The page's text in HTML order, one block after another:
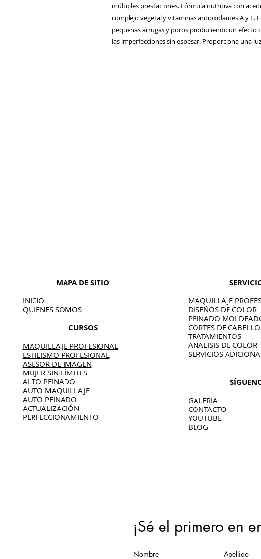
múltiples prestaciones. Fórmula nutritiva con
complejo vegetal y vitaminas antioxidantes A y E.
pequeñas arrugas y poros produciendo un efecto
las imperfecciones sin espesar. Proporciona una
MAPA DE SITIO
INICIO
QUIENES SOMOS
CURSOS
MAQUILLAJE PROFESIONAL
ESTILISMO PROFESIONAL
ASESOR DE IMAGEN
MUJER SIN LÍMITES
ALTO PEINADO
AUTO MAQUILLAJE
AUTO PEINADO
ACTUALIZACIÓN
PERFECCIONAMIENTO
MAQUILLAJE
DISEÑOS DE COLOR
PEINADO
CORTES DE CABELLO
TRATAMIENTOS
ANALISIS DE COLOR
SERVICIOS
GALERIA
CONTACTO
YOUTUBE
BLOG
¡Sé el primero en
Nombre Apellido